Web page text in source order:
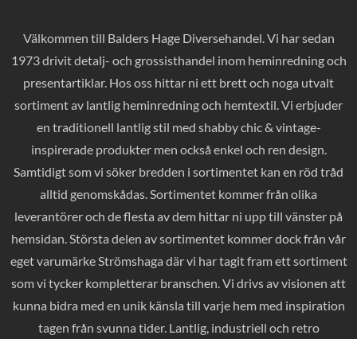
Välkommen till Balders Hage Diversehandel. Vi har sedan
1973 drivit detalj- och grossisthandel inom heminredning och
presentartiklar. Hos oss hittar ni ett brett och noga utvalt
sortiment av lantlig heminredning och hemtextil. Vi erbjuder
en traditionell lantlig stil med shabby chic & vintage-
inspirerade produkter men också enkel och ren design.
Samtidigt som vi söker bredden i sortimentet kan en röd tråd
alltid genomskådas. Sortimentet kommer från olika
leverantörer och de flesta av dem hittar ni upp till vänster på
hemsidan. Största delen av sortimentet kommer dock från vår
eget varumärke Strömshaga där vi har tagit fram ett sortiment
som vi tycker kompletterar branschen. Vi drivs av visionen att
kunna bidra med en unik känsla till varje hem med inspiration
tagen från svunna tider. Lantlig, industriell och retro